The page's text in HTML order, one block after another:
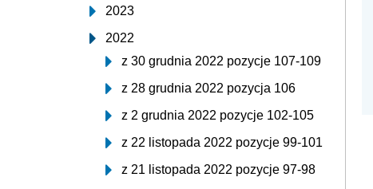
2023
2022
z 30 grudnia 2022 pozycje 107-109
z 28 grudnia 2022 pozycja 106
z 2 grudnia 2022 pozycje 102-105
z 22 listopada 2022 pozycje 99-101
z 21 listopada 2022 pozycje 97-98